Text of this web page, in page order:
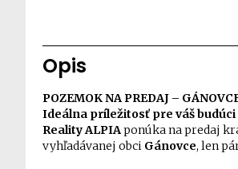
Opis
POZEMOK NA PREDAJ –
Ideálna príležitosť pre váš budúci
Reality ALPIAponúka na predaj
vyhľadávanej obci Gánovce, len